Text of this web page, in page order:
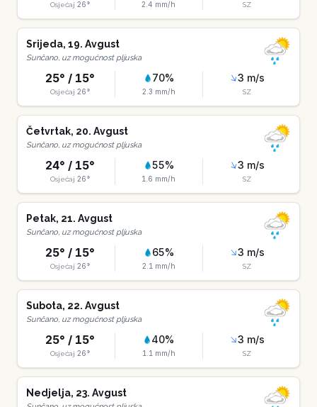
Osjećaj 26° 2.4 mm/h SZ
Srijeda, 19. Avgust
Sunčano, uz mogućnost pljuska
25° / 15°
Osjećaj 26°
70%
2.3 mm/h
3 m/s
SZ
Četvrtak, 20. Avgust
Sunčano, uz mogućnost pljuska
24° / 15°
Osjećaj 26°
55%
1.6 mm/h
3 m/s
SZ
Petak, 21. Avgust
Sunčano, uz mogućnost pljuska
25° / 15°
Osjećaj 26°
65%
2.1 mm/h
3 m/s
SZ
Subota, 22. Avgust
Sunčano, uz mogućnost pljuska
25° / 15°
Osjećaj 26°
40%
1.1 mm/h
3 m/s
SZ
Nedjelja, 23. Avgust